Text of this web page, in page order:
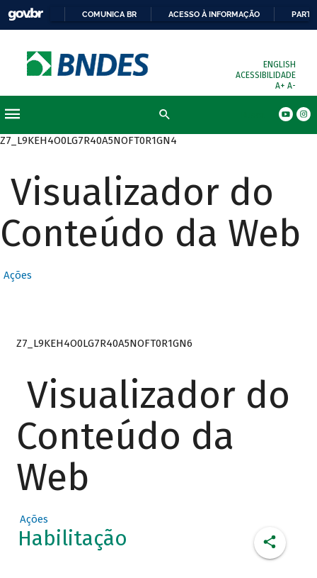
COMUNICA BR ACESSO À INFORMAÇÃO
ENGLISH
ACESSIBILIDADE
A+ A-
Z7_L9KEH4O0LG7R40A5NOFT0R1GN4
Visualizador do
Conteúdo da Web
Ações
Z7_L9KEH4O0LG7R40A5NOFT0R1GN6
Visualizador do
Conteúdo da
Web
Ações
Habilitação